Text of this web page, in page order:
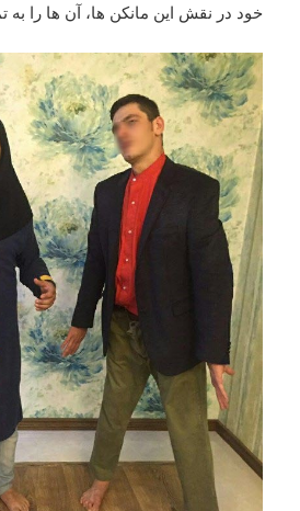
خود در نقش این مانکن ها، آن ها را به